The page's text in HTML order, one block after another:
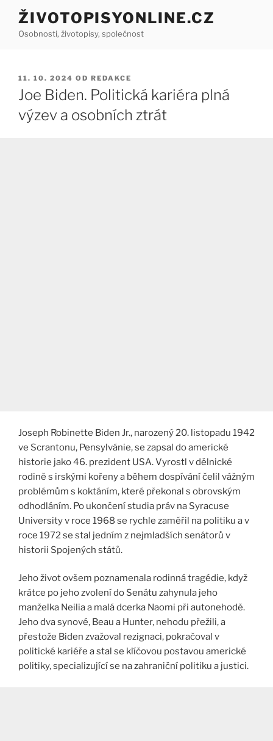
Přejít
obsahu
ŽIVOTOPISYONLINE.CZ
Osobnosti, životopisy, společnost
PUBLIKOVÁNO
11. 10. 2024 OD REDAKCE
Joe Biden. Politická kariéra plná
výzev a osobních ztrát
Joseph Robinette Biden Jr., narozený 20. listopadu 1942
ve Scrantonu, Pensylvánie, se zapsal do americké
historie jako 46. prezident USA. Vyrostl v dělnické
rodině s irskými kořeny a během dospívání čelil vážným
problémům s koktáním, které překonal s obrovským
odhodláním. Po ukončení studia práv na Syracuse
University v roce 1968 se rychle zaměřil na politiku a v
roce 1972 se stal jedním z nejmladších senátorů v
historii Spojených států​.
Jeho život ovšem poznamenala rodinná tragédie, když
krátce po jeho zvolení do Senátu zahynula jeho
manželka Neilia a malá dcerka Naomi při autonehodě.
Jeho dva synové, Beau a Hunter, nehodu přežili, a
přestože Biden zvažoval rezignaci, pokračoval v
politické kariéře a stal se klíčovou postavou americké
politiky, specializující se na zahraniční politiku a justici​.